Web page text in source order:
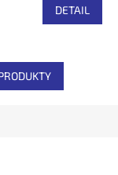
DETAIL